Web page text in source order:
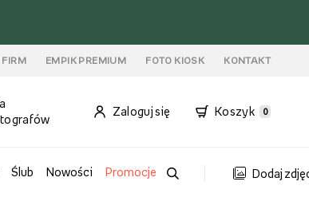
FIRM EMPIK PREMIUM FOTO KIOSK KONTAKT
Zaloguj się Koszyk 0
Ślub Nowości Promocje Dodaj